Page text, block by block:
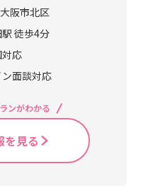
阪市北区
徒歩4分
応
面談対応
ンがわかる
を見る